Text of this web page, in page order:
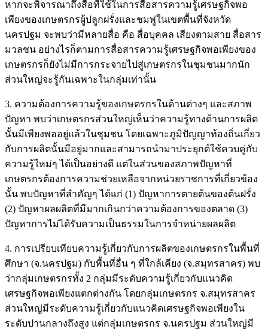
หากจะพิจารณาถึงสื่อที่ใช้ในการสื่อสารความรู้เศรษฐกิจพอ
เพียงของเกษตรกรผู้ปลูกฝรั่งและชมพู่ในเขตพื้นที่จังหวัด
นครปฐม จะพบว่ามีหลายสื่อ คือ สื่อบุคคล เสียงตามสาย สื่อสาร
มวลชน อย่างไรก็ตามการสื่อสารความรู้เศรษฐกิจพอเพียงของ
เกษตรกรก็ยังไม่มีการกระจายไปสู่เกษตรกรในชุมชนมากนัก
ส่วนใหญ่จะรู้กันเฉพาะในกลุ่มเท่านั้น
3. ความต้องการความรู้ของเกษตรกรในด้านต่างๆ และสภาพ
ปัญหา พบว่าเกษตรกรส่วนใหญ่เห็นว่าความรู้ทางด้านการผลิต
นั้นมีเพียงพออยู่แล้วในชุมชน โดยเฉพาะภูมิปัญญาท้องถิ่นเกี่ยว
กับการผลิตนั้นมีอยู่มากและสามารถนำมาประยุกต์ใช้ควบคู่กับ
ความรู้ใหม่ๆ ได้เป็นอย่างดี แต่ในส่วนของสภาพปัญหาที่
เกษตรกรต้องการความช่วยเหลือจากหน่วยราชการที่เกี่ยวข้อง
นั้น พบปัญหาที่สำคัญๆ ได้แก่ (1) ปัญหาการตายต้นของต้นฝรั่ง
(2) ปัญหาผลผลิตที่มีมากเกินกว่าความต้องการของตลาด (3)
ปัญหาการไม่ได้รับความเป็นธรรมในการจำหน่ายผลผลิต
4. การเปรียบเทียบความรู้เกี่ยวกับการผลิตของเกษตรกรในพื้นที่
ศึกษา (จ.นครปฐม) กับพื้นที่อื่น ๆ ที่ใกล้เคียง (จ.สมุทรสาคร) พบ
ว่ากลุ่มเกษตรกรทั้ง 2 กลุ่มมีระดับความรู้เกี่ยวกับแนวคิด
เศรษฐกิจพอเพียงแตกต่างกัน โดยกลุ่มเกษตรกร จ.สมุทรสาคร
ส่วนใหญ่มีระดับความรู้เกี่ยวกับแนวคิดเศรษฐกิจพอเพียงใน
ระดับปานกลางถึงสูง แต่กลุ่มเกษตรกร จ.นครปฐม ส่วนใหญ่มี